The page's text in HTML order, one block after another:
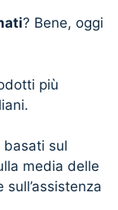
? Bene, oggi
più
basati sul
media delle